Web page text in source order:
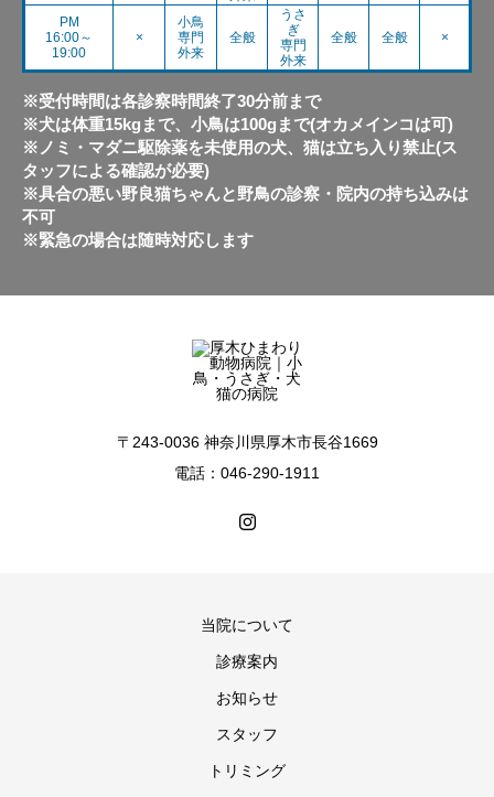
PM
16:00～
19:00
×
小鳥
専門
外来
全般
うさ
ぎ
専門
外来
全般 全般 ×
※受付時間は各診察時間終了30分前まで
※犬は体重15kgまで、小鳥は100gまで(オカメインコは可)
※ノミ・マダニ駆除薬を未使用の犬、猫は立ち入り禁止(ス
タッフによる確認が必要)
※具合の悪い野良猫ちゃんと野鳥の診察・院内の持ち込みは
不可
※緊急の場合は随時対応します
〒243-0036 神奈川県厚木市長谷1669
電話：046-290-1911
当院について
診療案内
お知らせ
スタッフ
トリミング